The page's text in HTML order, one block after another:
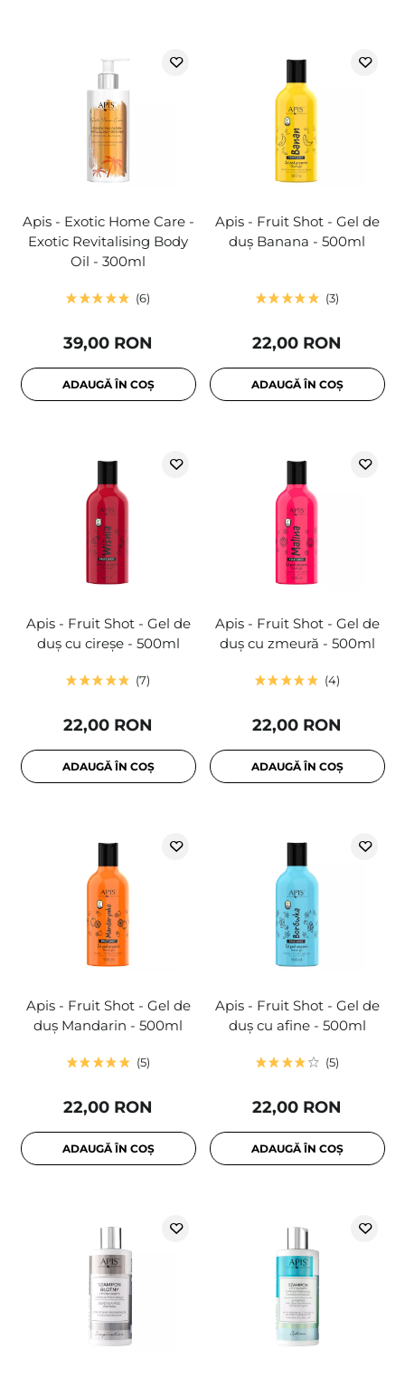
Apis - Exotic Home Care -
Exotic Revitalising Body
Oil - 300ml
6
39,00 RON
ADAUGĂ ÎN COȘ
Apis - Fruit Shot - Gel de
duș Banana - 500ml
3
22,00 RON
ADAUGĂ ÎN COȘ
Apis - Fruit Shot - Gel de
duș cu cireșe - 500ml
7
22,00 RON
ADAUGĂ ÎN COȘ
Apis - Fruit Shot - Gel de
duș cu zmeură - 500ml
4
22,00 RON
ADAUGĂ ÎN COȘ
Apis - Fruit Shot - Gel de
duș Mandarin - 500ml
5
22,00 RON
ADAUGĂ ÎN COȘ
Apis - Fruit Shot - Gel de
duș cu afine - 500ml
5
22,00 RON
ADAUGĂ ÎN COȘ